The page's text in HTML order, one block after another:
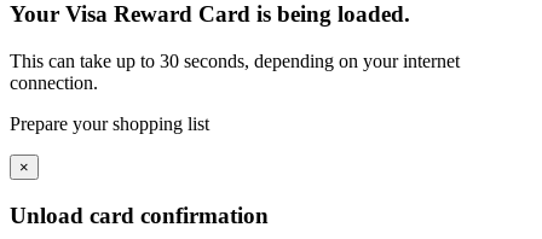
Your Visa Reward Card is being loaded.
This can take up to 30 seconds, depending on your internet
connection.
Prepare your shopping list
×
Unload card confirmation